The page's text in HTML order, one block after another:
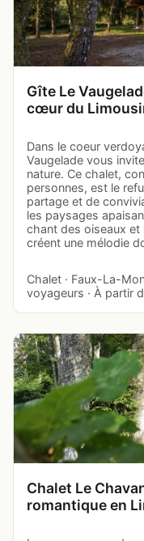
Gîte Le
cœur du
Dans le coeur
Vaugelade vous
nature. Ce chalet,
personnes, est le
partage et de
les paysages
chant des oiseaux et
créent une mélodie
Chalet · Faux-La-
voyageurs · À partir
Chalet Le
romantique en